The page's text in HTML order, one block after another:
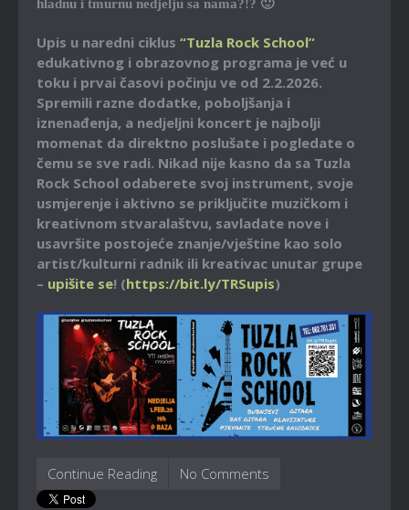
hladnu i tmurnu nedjelju sa nama?!? 🙂
Upis u naredni ciklus “Tuzla Rock School”
edukativnog i obrazovnog programa je već u
toku i prvai časovi počinju ve od 2.2.2026.
Spremili razne dodatke, poboljšanja i
iznenađenja, a nedjeljni koncert je najbolji
momenat da direktno poslušate i pogledate o
čemu se sve radi. Nikad nije kasno da sa Tuzla
Rock School odaberete svoj instrument, svoje
usmjerenje i aktivno se priključite muzičkom i
kreativnom stvaralaštvu, savladate nove i
usavršite postojeće znanje/vještine kao solo
artist/kulturni radnik ili kreativac unutar grupe
– upišite se! (https://bit.ly/TRSupis)
Continue Reading No Comments